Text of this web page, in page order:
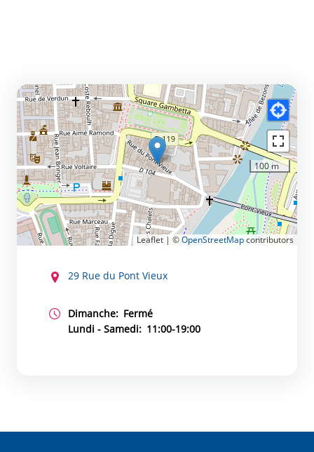
100 m
Leaflet | ©OpenStreetMapcontributors
29 Rue du Pont Vieux
Dimanche: Fermé
Lundi - Samedi: 11:00-19:00